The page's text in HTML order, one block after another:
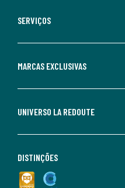
SERVIÇOS
MARCAS EXCLUSIVAS
UNIVERSO LA REDOUTE
DISTINÇÕES